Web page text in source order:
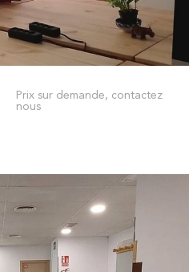
Prix sur demande, contactez
nous